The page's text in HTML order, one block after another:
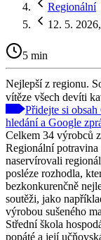
Regionální
12. 5.
5 min
Nejlepší z regionu.
vítěze všech devíti
Přidejte si
hledání a Google
Celkem 34 výrobců
Regionální
naservírovali
posléze rozhodla,
bezkonkurenčně
soutěži, jako
výrobou sušeného
Střední škola
popáté a její